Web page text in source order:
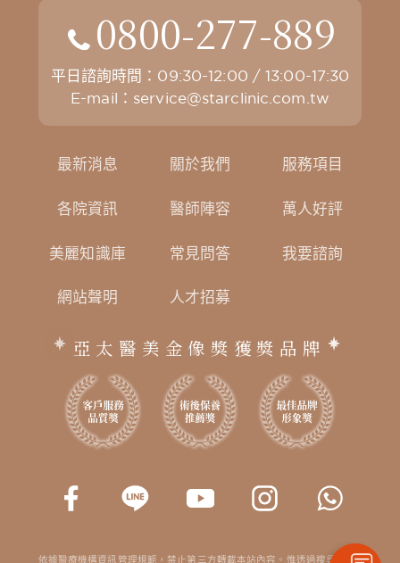
0800-277-889
平日諮詢時間：09:30-12:00 / 13:00-17:30
E-mail： service@starclinic.com.tw
最新消息 關於我們 服務項目
各院資訊 醫師陣容 萬人好評
美麗知識庫 常見問答 我要諮詢
網站聲明 人才招募
亞太醫美金像獎獲獎品牌
依據醫療機構資訊管理規範，禁止第三方轉載本站內容。惟透過搜尋